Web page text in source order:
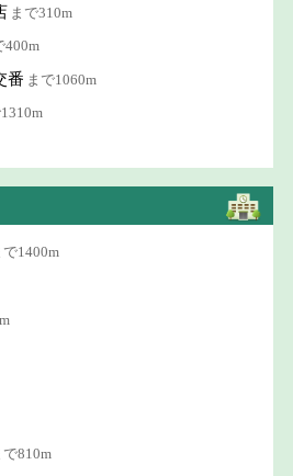
まで310m
400m
番 まで1060m
で1400m
で810m